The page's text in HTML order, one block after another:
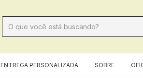
ENTREGA PERSONALIZADA SOBRE